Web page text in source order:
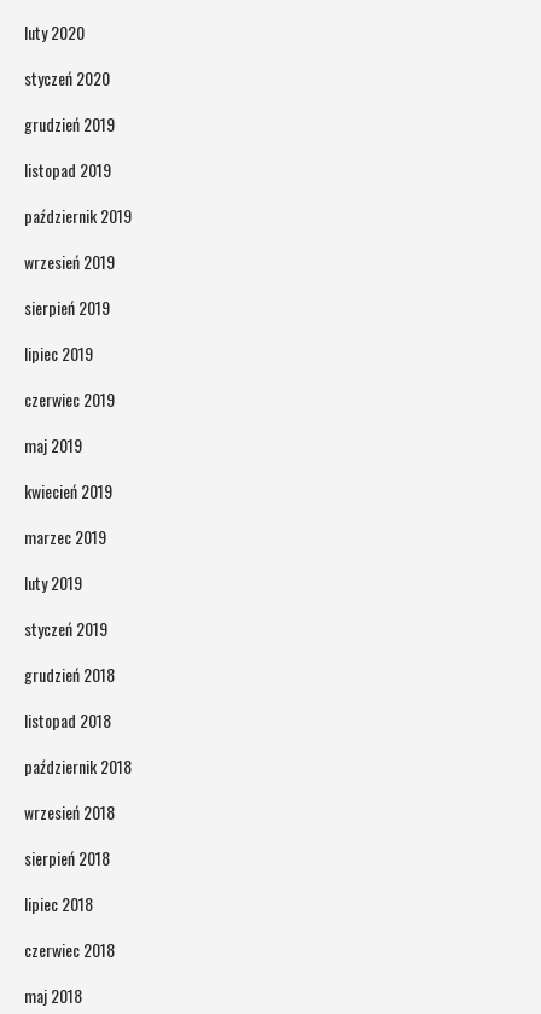
luty 2020
styczeń 2020
grudzień 2019
listopad 2019
październik 2019
wrzesień 2019
sierpień 2019
lipiec 2019
czerwiec 2019
maj 2019
kwiecień 2019
marzec 2019
luty 2019
styczeń 2019
grudzień 2018
listopad 2018
październik 2018
wrzesień 2018
sierpień 2018
lipiec 2018
czerwiec 2018
maj 2018